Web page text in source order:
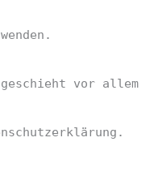
vor allem